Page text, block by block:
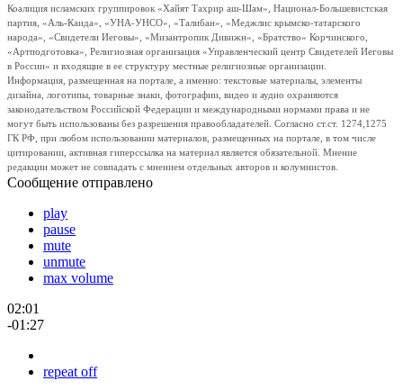
Коалиция исламских группировок «Хайят Тахрир аш-Шам», Национал-Большевистская
партия, «Аль-Каида», «УНА-УНСО», «Талибан», «Меджлис крымско-татарского
народа», «Свидетели Иеговы», «Мизантропик Дивижн», «Братство» Корчинского,
«Артподготовка», Религиозная организация «Управленческий центр Свидетелей Иеговы
в России» и входящие в ее структуру местные религиозные организации.
Информация, размещенная на портале, а именно: текстовые материалы, элементы
дизайна, логотипы, товарные знаки, фотографии, видео и аудио охраняются
законодательством Российской Федерации и международными нормами права и не
могут быть использованы без разрешения правообладателей. Согласно ст.ст. 1274,1275
ГК РФ, при любом использовании материалов, размещенных на портале, в том числе
цитировании, активная гиперссылка на материал является обязательной. Мнение
редакции может не совпадать с мнением отдельных авторов и колумнистов.
Сообщение отправлено
play
pause
mute
unmute
max volume
02:01
-01:27
repeat off